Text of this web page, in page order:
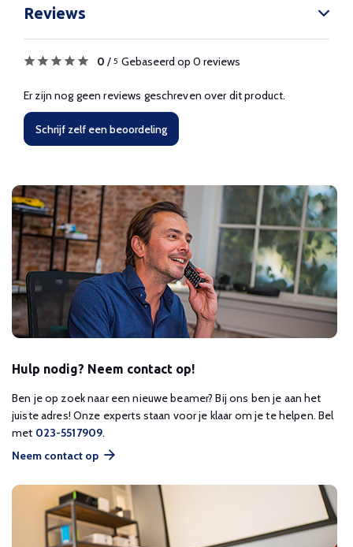
Reviews
0 / 5 Gebaseerd op 0 reviews
Er zijn nog geen reviews geschreven over dit product.
Schrijf zelf een beoordeling
Hulp nodig? Neem contact op!
Ben je op zoek naar een nieuwe beamer? Bij ons ben je aan het
juiste adres! Onze experts staan voor je klaar om je te helpen. Bel
met 023-5517909.
Neem contact op